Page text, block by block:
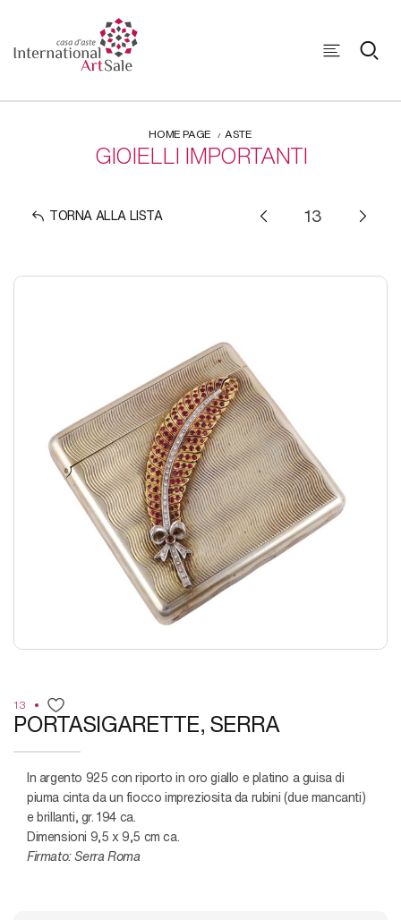
HOME PAGE ASTE
GIOIELLI IMPORTANTI
TORNA ALLA LISTA
13
PORTASIGARETTE, SERRA
in argento 925 con riporto in oro giallo e platino a guisa di
piuma cinta da un fiocco impreziosita da rubini (due mancanti)
e brillanti, gr. 194 ca.
Dimensioni 9,5 x 9,5 cm ca.
Firmato: Serra Roma